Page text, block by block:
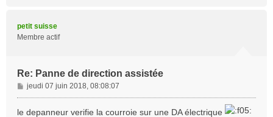
petit suisse
Membre actif
Re: Panne de direction assistée
M
e
jeudi 07 juin 2018, 08:08:07
le depanneur verifie la courroie sur une DA électrique